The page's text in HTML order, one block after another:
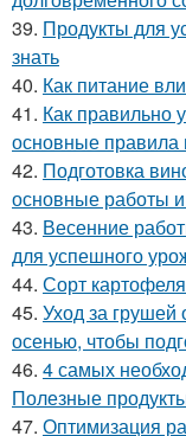
39. Продукты для
знать
40. Как питание
41. Как правильно
основные правила
42. Подготовка
основные работы
43. Весенние
для успешного
44. Сорт
45. Уход за грушей
осенью, чтобы
46. 4 самых
Полезные
47. Оптимизация